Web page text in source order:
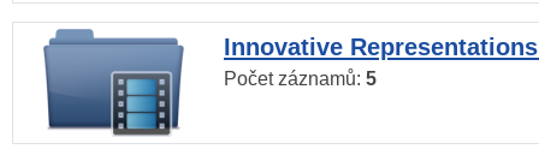
Innovative
Počet záznamů: 5